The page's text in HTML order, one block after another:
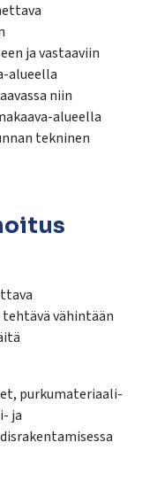
ja vastaaviin
alueella
niin
alueella
tekninen
vähintään
purkumateriaali-
ja